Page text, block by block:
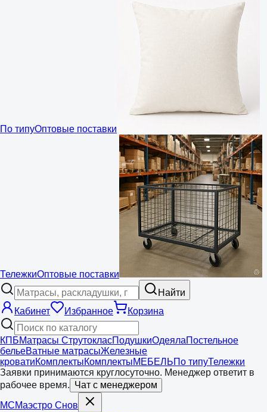
По типуОптовые поставки
ТележкиОптовые поставки
Найти
Кабинет
Избранное Корзина
КПБМатрасы СтрутокласПодушкиОдеялаПостельное
бельеВатные матрасыЖелезные
кроватиКомплектыКомплектыМЕБЕЛЬПо типуТележки
Заявки принимаются круглосуточно. Менеджер ответит в
рабочее время. Чат с менеджером
МСМаэстро Снов